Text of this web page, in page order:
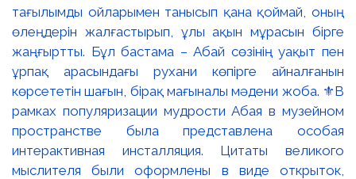
тағылымды ойларымен танысып қана қоймай, оның
өлеңдерін жалғастырып, ұлы ақын мұрасын бірге
жаңғыртты. Бұл бастама – Абай сөзінің уақыт пен
ұрпақ арасындағы рухани көпірге айналғанын
көрсететін шағын, бірақ мағыналы мәдени жоба. ⚜️В
рамках популяризации мудрости Абая в музейном
пространстве была представлена особая
интерактивная инсталляция. Цитаты великого
мыслителя были оформлены в виде открыток,